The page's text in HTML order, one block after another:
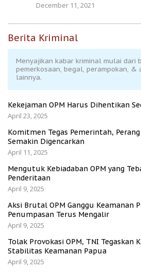
December 11, 2021
Berita Kriminal
Menyajikan kabar kriminal mulai dari
pemerkosaan, begal, perampokan, &
lainnya.
Kekejaman OPM Harus Dihentikan
April 23, 2025
Komitmen Tegas Pemerintah,
Semakin Digencarkan
April 11, 2025
Mengutuk Kebiadaban OPM yang
Penderitaan
April 9, 2025
Aksi Brutal OPM Ganggu Keamanan
Penumpasan Terus Mengalir
April 9, 2025
Tolak Provokasi OPM, TNI Tegaskan
Stabilitas Keamanan Papua
April 9, 2025